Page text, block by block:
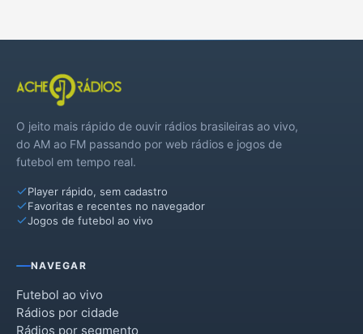
Renascença
Salgado Filho
Salto do Lontra
Santo Antônio do Sudoeste
São Jorge d'Oeste
Verê
O jeito mais rápido de ouvir rádios brasileiras ao vivo,
do AM ao FM passando por web rádios e jogos de
futebol em tempo real.
Player rápido, sem cadastro
Favoritas e recentes no navegador
Jogos de futebol ao vivo
NAVEGAR
Futebol ao vivo
Rádios por cidade
Rádios por segmento